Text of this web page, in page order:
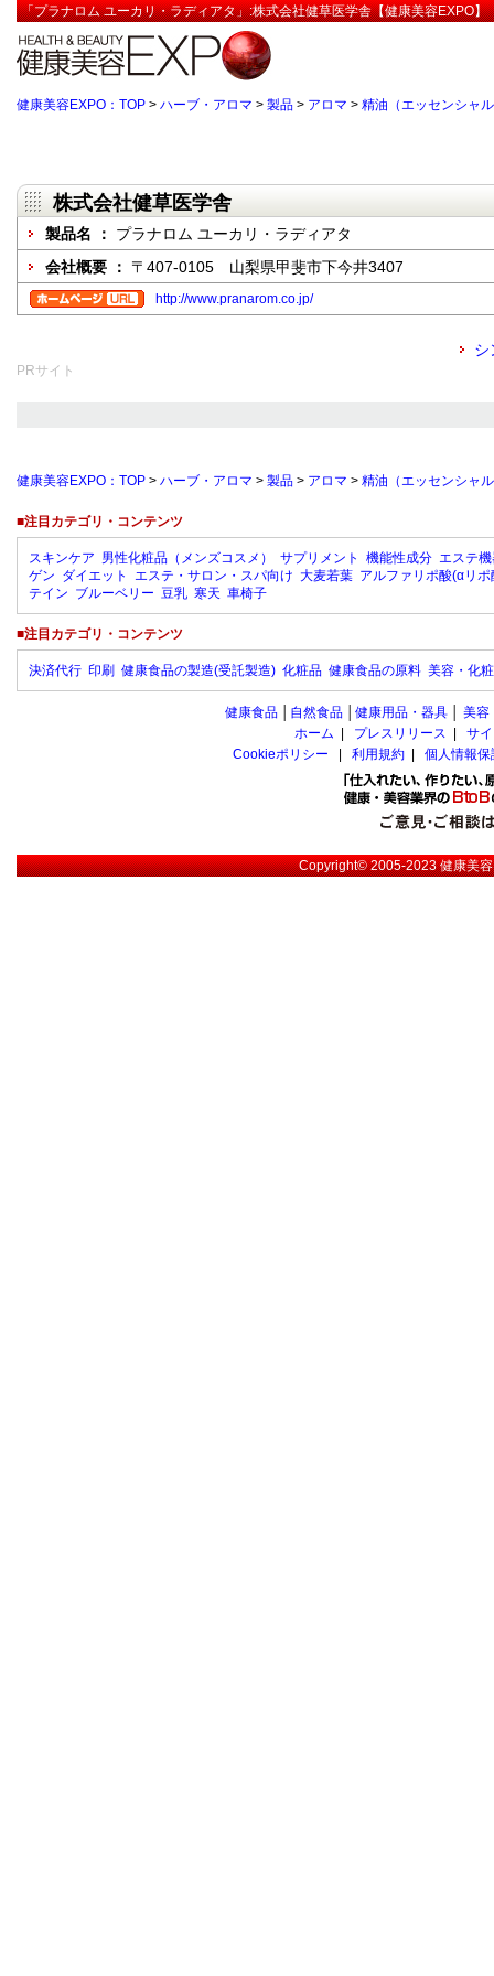
「プラナロム ユーカリ・ラディアタ」:株式会社健草医学舎【健康美容EXPO】
健康美容EXPO：TOP > ハーブ・アロマ > 製品 > アロマ > 精油（エッセンシャ
株式会社健草医学舎
製品名 ： プラナロム ユーカリ・ラディアタ
会社概要 ： 〒407-0105 山梨県甲斐市下今井3407
http://www.pranarom.co.jp/
シ
PRサイト
健康美容EXPO：TOP > ハーブ・アロマ > 製品 > アロマ > 精油（エッセンシャ
■注目カテゴリ・コンテンツ
スキンケア 男性化粧品（メンズコスメ） サプリメント 機能性成分 エステ
ゲン ダイエット エステ・サロン・スパ向け 大麦若葉 アルファリポ酸(αリポ
テイン ブルーベリー 豆乳 寒天 車椅子
■注目カテゴリ・コンテンツ
決済代行 印刷 健康食品の製造(受託製造) 化粧品 健康食品の原料 美容・化
健康食品 自然食品 健康用品・器具 美容
ホーム
プレスリリース
サ
Cookieポリシー
利用規約 個人情報
Copyright© 2005-2023健康美